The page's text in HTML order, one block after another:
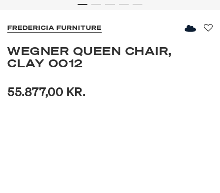
FREDERICIA FURNITURE
WEGNER QUEEN CHAIR,
CLAY 0012
55.877,00 KR.